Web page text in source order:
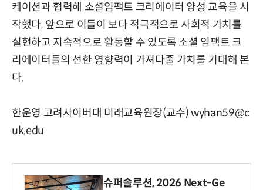
케이션과 협력해 소셜임팩트 크리에이터 양성 교육을 시
작했다. 앞으로 이들이 보다 적극적으로 사회적 가치를
실현하고 지속적으로 활동할 수 있도록 소셜 임팩트 크
리에이터들의 선한 영향력이 가져다줄 가치를 기대해 본
다.
한운영 고려사이버대 미래교육원장(교수) wyhan59@c
uk.edu
슈퍼솔루션, 2026 Next-Ge